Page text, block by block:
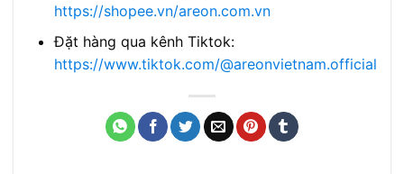
https://shopee.vn/areon.com.vn
Đặt hàng qua kênh Tiktok:
https://www.tiktok.com/@areonvietnam.official